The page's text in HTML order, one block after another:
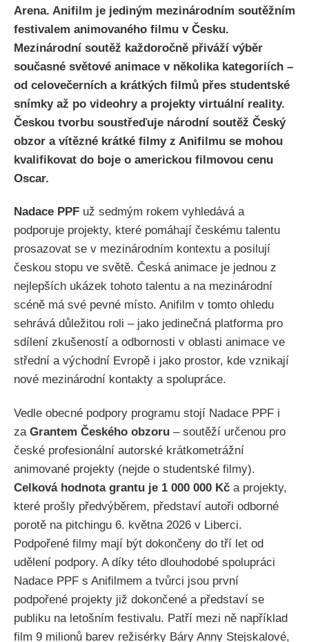
Arena. Anifilm je jediným mezinárodním soutěžním
festivalem animovaného filmu v Česku.
Mezinárodní soutěž každoročně přiváží výběr
současné světové animace v několika kategoriích –
od celovečerních a krátkých filmů přes studentské
snímky až po videohry a projekty virtuální reality.
Českou tvorbu soustřeďuje národní soutěž Český
obzor a vítězné krátké filmy z Anifilmu se mohou
kvalifikovat do boje o americkou filmovou cenu
Oscar.
Nadace PPF už sedmým rokem vyhledává a
podporuje projekty, které pomáhají českému talentu
prosazovat se v mezinárodním kontextu a posilují
českou stopu ve světě. Česká animace je jednou z
nejlepších ukázek tohoto talentu a na mezinárodní
scéně má své pevné místo. Anifilm v tomto ohledu
sehrává důležitou roli – jako jedinečná platforma pro
sdílení zkušeností a odbornosti v oblasti animace ve
střední a východní Evropě i jako prostor, kde vznikají
nové mezinárodní kontakty a spolupráce.
Vedle obecné podpory programu stojí Nadace PPF i
za Grantem Českého obzoru – soutěží určenou pro
české profesionální autorské krátkometrážní
animované projekty (nejde o studentské filmy).
Celková hodnota grantu je 1 000 000 Kč a projekty,
které prošly předvýběrem, představí autoři odborné
porotě na pitchingu 6. května 2026 v Liberci.
Podpořené filmy mají být dokončeny do tří let od
udělení podpory. A díky této dlouhodobé spolupráci
Nadace PPF s Anifilmem a tvůrci jsou první
podpořené projekty již dokončené a představí se
publiku na letošním festivalu. Patří mezi ně například
film 9 milionů barev režisérky Báry Anny Stejskalové,